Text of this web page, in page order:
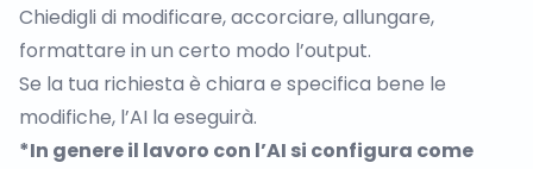
Chiedigli di modificare, accorciare, allungare,
formattare in un certo modo l’output.
Se la tua richiesta è chiara e specifica bene le
modifiche, l’AI la eseguirà.
*In genere il lavoro con l’AI si configura come